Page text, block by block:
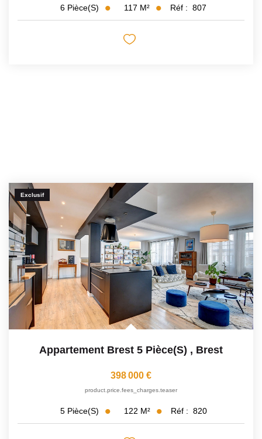
6 Pièce(s) 117 M² Réf : 807
Exclusif
Appartement Brest 5 Pièce(s) , Brest
398 000 €
product.price.fees_charges.teaser
5 Pièce(s) 122 M² Réf : 820